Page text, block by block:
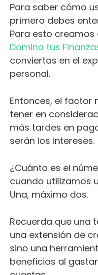
Para saber cómo
primero debes
Para esto creamos
Domina tus
conviertas en el
personal.
Entonces, el factor
tener en
más tardes en
serán los intereses.
¿Cuánto es el
cuando utilizamos
Una, máximo dos.
Recuerda que una
una extensión de
sino una
beneficios al